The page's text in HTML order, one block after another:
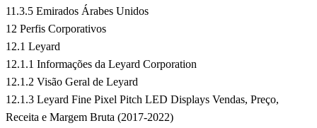
11.3.5 Emirados Árabes Unidos
12 Perfis Corporativos
12.1 Leyard
12.1.1 Informações da Leyard Corporation
12.1.2 Visão Geral de Leyard
12.1.3 Leyard Fine Pixel Pitch LED Displays Vendas, Preço,
Receita e Margem Bruta (2017-2022)